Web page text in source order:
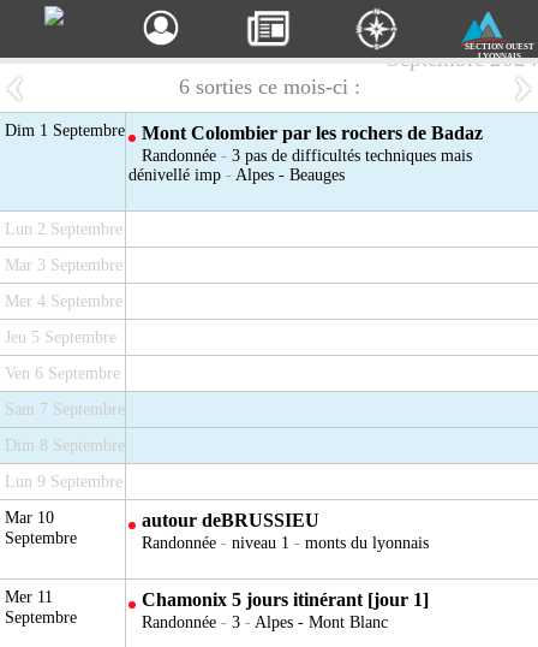
SECTION OUEST
LYONNAIS
Septembre 2024
6 sorties ce mois-ci :
Dim 1 Septembre Mont Colombier par les rochers de Badaz
Randonnée - 3 pas de difficultés techniques mais
dénivellé imp - Alpes - Beauges
Lun 2 Septembre
Mar 3 Septembre
Mer 4 Septembre
Jeu 5 Septembre
Ven 6 Septembre
Sam 7 Septembre
Dim 8 Septembre
Lun 9 Septembre
Mar 10
Septembre
autour deBRUSSIEU
Randonnée - niveau 1 - monts du lyonnais
Mer 11
Septembre
Chamonix 5 jours itinérant [jour 1]
Randonnée - 3 - Alpes - Mont Blanc